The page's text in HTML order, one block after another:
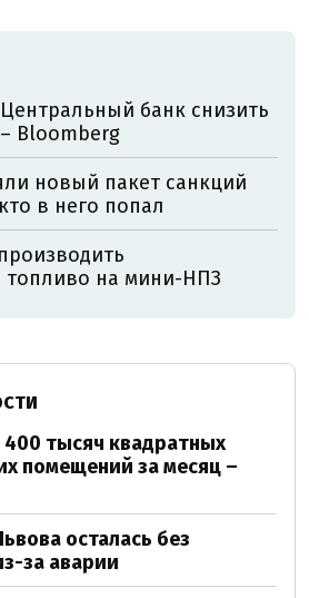
банк снизить
Bloomberg
новый пакет санкций
в него попал
топливо на мини-НПЗ
тысяч квадратных
помещений за месяц –
осталась без
за аварии